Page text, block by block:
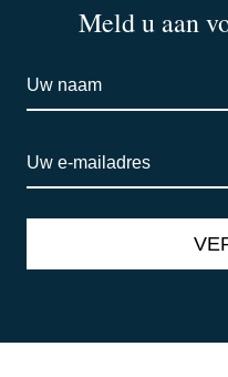
Meld u aan